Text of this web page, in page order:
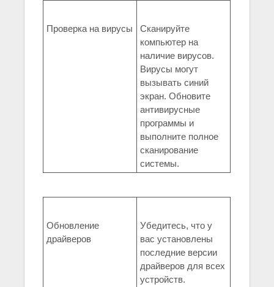
Проверка на вирусы
Сканируйте
компьютер на
наличие вирусов.
Вирусы могут
вызывать синий
экран. Обновите
антивирусные
программы и
выполните полное
сканирование
системы.
Обновление
драйверов
Убедитесь, что у
вас установлены
последние версии
драйверов для всех
устройств.